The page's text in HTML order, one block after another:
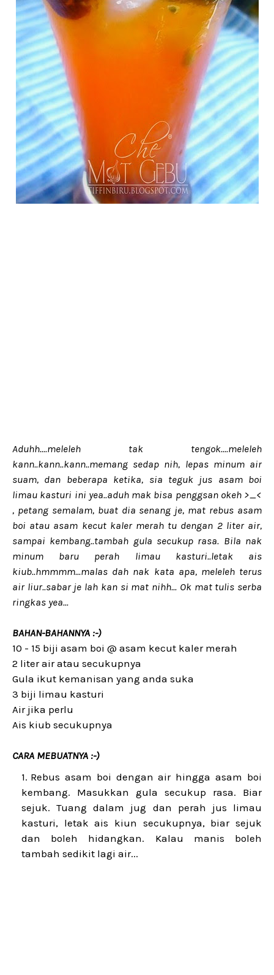
Aduhh....meleleh tak tengok....meleleh
kann..kann..kann..memang sedap nih, lepas minum air
suam, dan beberapa ketika, sia teguk jus asam boi
limau kasturi ini yea..aduh mak bisa penggsan okeh >_<
, petang semalam, buat dia senang je, mat rebus asam
boi atau asam kecut kaler merah tu dengan 2 liter air,
sampai kembang..tambah gula secukup rasa. Bila nak
minum baru perah limau kasturi..letak ais
kiub..hmmmm...malas dah nak kata apa, meleleh terus
air liur..sabar je lah kan si mat nihh... Ok mat tulis serba
ringkas yea...
BAHAN-BAHANNYA :-)
10 - 15 biji asam boi @ asam kecut kaler merah
2 liter air atau secukupnya
Gula ikut kemanisan yang anda suka
3 biji limau kasturi
Air jika perlu
Ais kiub secukupnya
CARA MEBUATNYA :-)
Rebus asam boi dengan air hingga asam boi
kembang. Masukkan gula secukup rasa. Biar
sejuk. Tuang dalam jug dan perah jus limau
kasturi, letak ais kiun secukupnya, biar sejuk
dan boleh hidangkan. Kalau manis boleh
tambah sedikit lagi air...